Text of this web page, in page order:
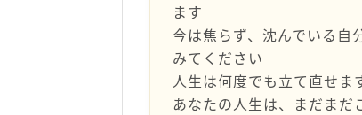
ます
今は焦らず、沈んでいる自
みてください
人生は何度でも立て直せま
あなたの人生は、まだまだ